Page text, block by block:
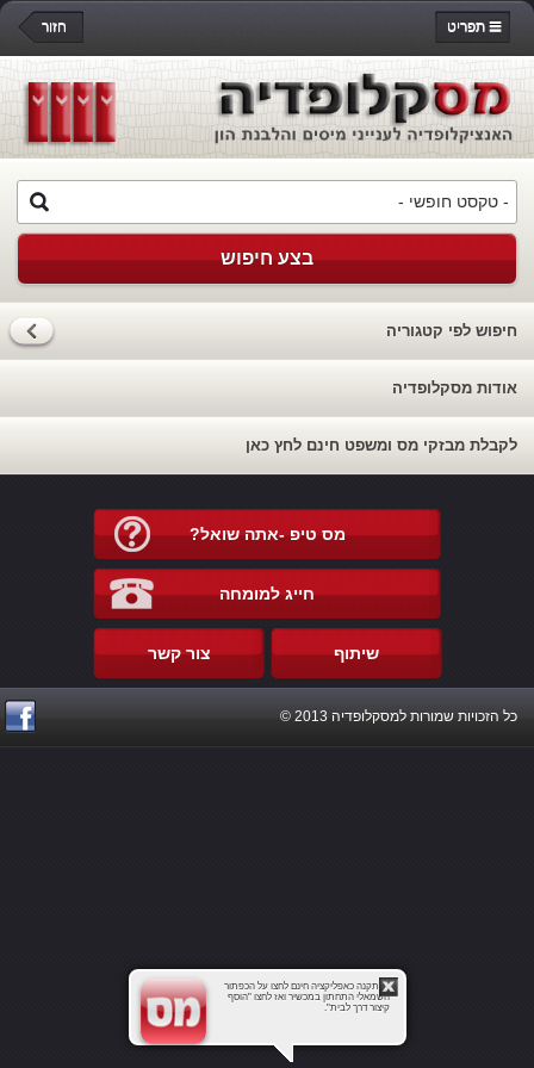
חזור תפריט
בצע חיפוש
חיפוש לפי קטגוריה
אודות מסקלופדיה
לקבלת מבזקי מס ומשפט חינם לחץ כאן
מס טיפ -אתה שואל?
חייג למומחה
צור קשר שיתוף
כל הזכויות שמורות למסקלופדיה 2013 ©
להתקנה כאפליקציה חינם לחצו על הכפתור
השמאלי התחתון במכשיר ואז לחצו "הוסף
קיצור דרך לבית".